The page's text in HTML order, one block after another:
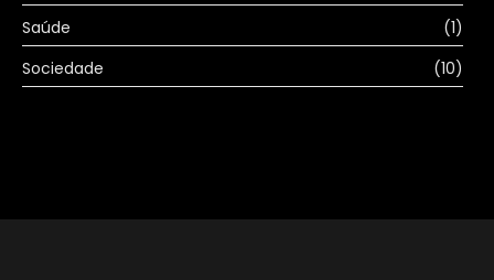
Saúde
(1)
Sociedade
(10)